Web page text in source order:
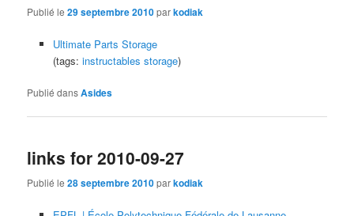
Publié le29 septembre 2010parkodiak
Ultimate Parts Storage
(tags: instructables storage)
Publié dansAsides
links for 2010-09-27
Publié le28 septembre 2010parkodiak